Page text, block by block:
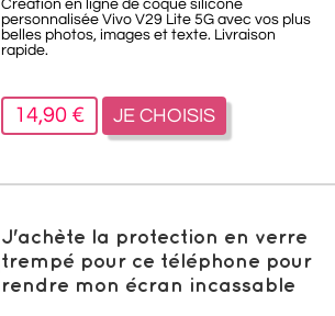
Création en ligne de coque silicone
personnalisée Vivo V29 Lite 5G avec vos plus
belles photos, images et texte. Livraison
rapide.
14,90 € JE CHOISIS
J'achète la protection en verre
trempé pour ce téléphone pour
rendre mon écran incassable